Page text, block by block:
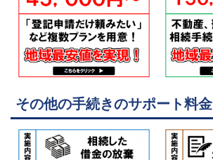
その他の手続きのサポート料金